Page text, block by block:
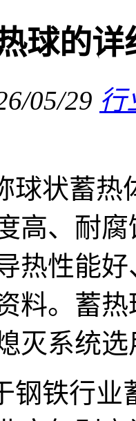
球的详
05/29 行
球状蓄热
高、耐
热性能
料。蓄
灭系统选
铁行业